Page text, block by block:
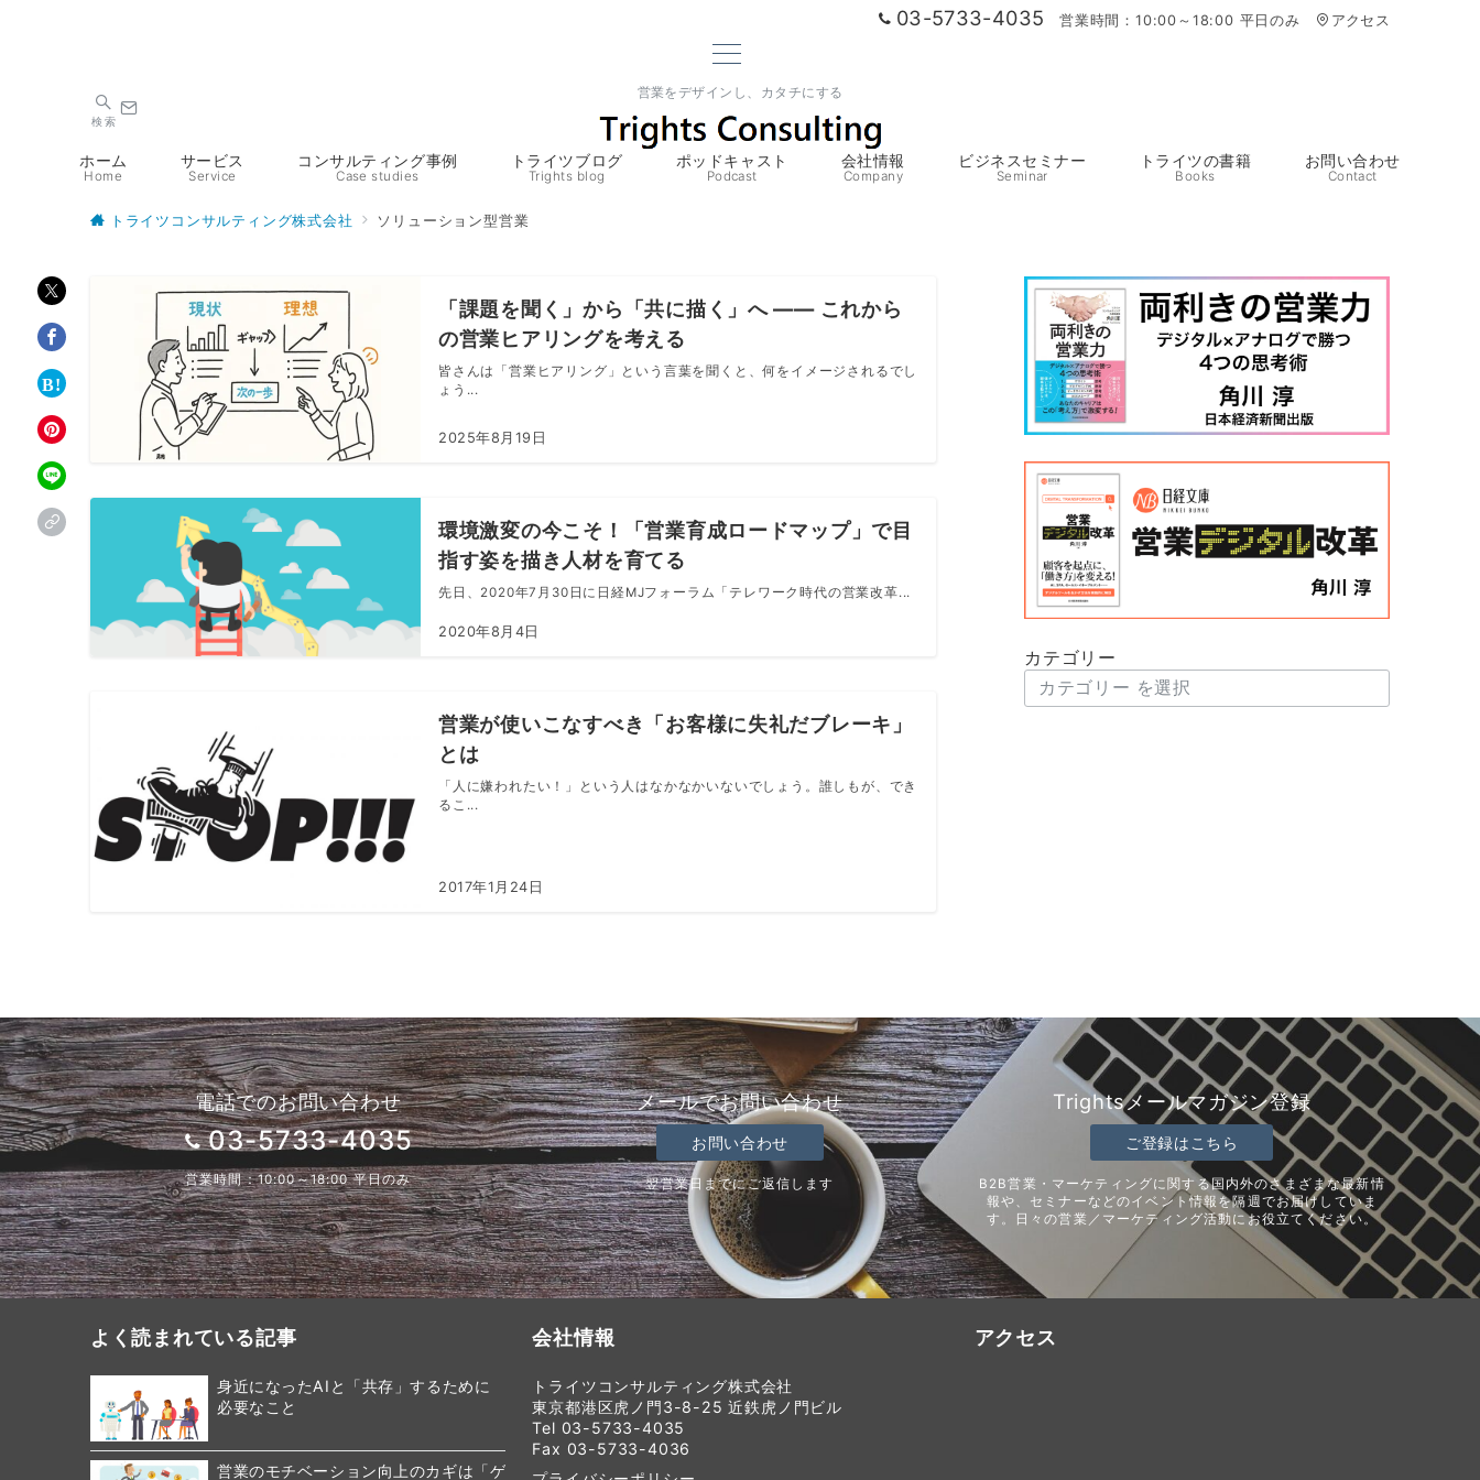
03-5733-4035 営業時間：10:00～18:00 平日のみ アクセス
営業をデザインし、カタチにする
検索
ホーム
Home
サービス
Service
コンサルティング事例
Case studies
トライツブログ
Trights blog
ポッドキャスト
Podcast
会社情報
Company
ビジネスセミナー
Seminar
トライツの書籍
Books
お問い合わせ
Contact
トライツコンサルティング株式会社 ソリューション型営業
「課題を聞く」から「共に描く」へ ―― これから
の営業ヒアリングを考える
皆さんは「営業ヒアリング」という言葉を聞くと、何をイメージされるでし
ょう...
2025年8月19日
環境激変の今こそ！「営業育成ロードマップ」で目
指す姿を描き人材を育てる
先日、2020年7月30日に日経MJフォーラム「テレワーク時代の営業改革...
2020年8月4日
営業が使いこなすべき「お客様に失礼だブレーキ」
とは
「人に嫌われたい！」という人はなかなかいないでしょう。誰しもが、でき
るこ...
2017年1月24日
カテゴリー
電話でのお問い合わせ
03-5733-4035
営業時間：10:00～18:00 平日のみ
メールでお問い合わせ
お問い合わせ
翌営業日までにご返信します
Trightsメールマガジン登録
ご登録はこちら
B2B営業・マーケティングに関する国内外のさまざまな最新情
報や、セミナーなどのイベント情報を隔週でお届けしていま
す。日々の営業／マーケティング活動にお役立てください。
よく読まれている記事
身近になったAIと「共存」するために
必要なこと
営業のモチベーション向上のカギは「ゲ
会社情報
トライツコンサルティング株式会社
東京都港区虎ノ門3-8-25 近鉄虎ノ門ビル
Tel 03-5733-4035
Fax 03-5733-4036
アクセス